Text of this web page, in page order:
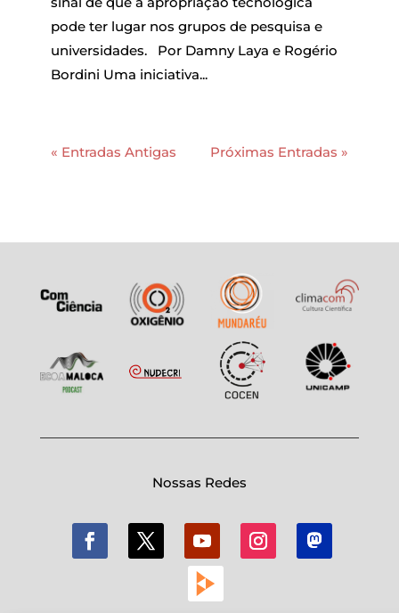
pode ter lugar nos grupos de pesquisa e
universidades. Por Damny Laya e Rogério
Bordini Uma iniciativa...
« Entradas Antigas Próximas Entradas »
Nossas Redes